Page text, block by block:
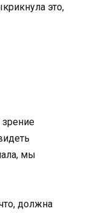
это,
зрение
мы
должна